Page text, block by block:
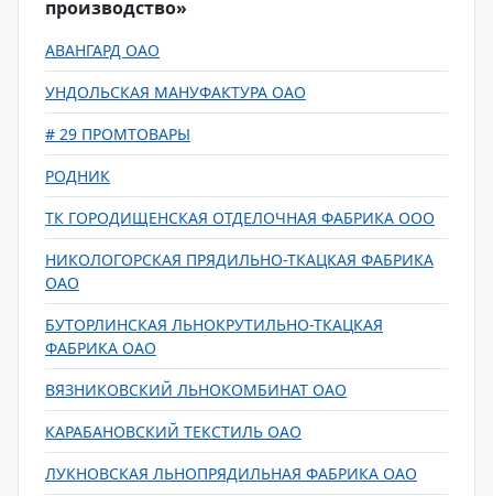
производство»
АВАНГАРД ОАО
УНДОЛЬСКАЯ МАНУФАКТУРА ОАО
# 29 ПРОМТОВАРЫ
РОДНИК
ТК ГОРОДИЩЕНСКАЯ ОТДЕЛОЧНАЯ ФАБРИКА ООО
НИКОЛОГОРСКАЯ ПРЯДИЛЬНО-ТКАЦКАЯ ФАБРИКА
ОАО
БУТОРЛИНСКАЯ ЛЬНОКРУТИЛЬНО-ТКАЦКАЯ
ФАБРИКА ОАО
ВЯЗНИКОВСКИЙ ЛЬНОКОМБИНАТ ОАО
КАРАБАНОВСКИЙ ТЕКСТИЛЬ ОАО
ЛУКНОВСКАЯ ЛЬНОПРЯДИЛЬНАЯ ФАБРИКА ОАО